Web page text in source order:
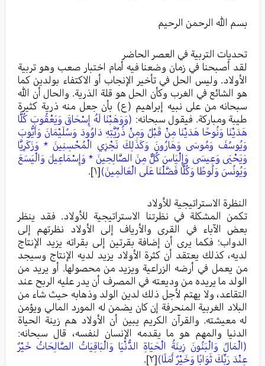
بسم الله الرحمن الرحيم
تحديات التربية في العصر الحاضر
لقد أصبحنا في زمان وضعنا فيه أمام اختبار صعب وهو تربية
الأولاد. وليس الحل في تأخير الإنجاب أو الاكتفاء بولدين كما
هو الشائع في الغرب وكأن الحل هو قلة الذرية. والحال أن الله
سبحانه من على نبيه إبراهيم (ع) بأن جعل منه ذرية كثيرة
طيبة ومباركة. فيقول سبحانه: (وَوَهَبْنَا لَهُ إِسْحَاقَ وَيَعْقُوبَ كُلًّا
هَدَيْنَا وَنُوحًا هَدَيْنَا مِنْ قَبْلُ وَمِنْ ذُرِّيَّتِهِ دَاوُودَ وَسُلَيْمَانَ وَأَيُّوبَ
وَيُوسُفَ وَمُوسَى وَهَارُونَ وَكَذَلِكَ نَجْزِي الْمُحْسِنِينَ * وَزَكَرِيَّا
وَيَحْيَى وَعِيسَى وَإِلْيَاسَ كُلٌّ مِنَ الصَّالِحِينَ * وَإِسْمَاعِيلَ وَالْيَسَعَ
وَيُونُسَ وَلُوطًا وَكُلًّا فَضَّلْنَا عَلَى الْعَالَمِينَ)[١] .
النظرة الاستراتيجية للأولاد
تكمن المشكلة في نظرتنا الاستراتيجية للأولاد. فقد ينظر
بعض الآباء في القرى والأرياف إلى الأولاد نظرتهم إلى
الدواب؛ فكما يرى أن إضافة بقرتين إلى بقراته يزيد الإنتاج
لديه، كذلك يعتقد أن كثرة الأولاد يزيد لديه الإنتاج وسيجد
من يعمل في أرضه الزراعية ويزيد من محصولها. أو يريد من
الولد ما يريده من وديعته في المصرف أن يدر عليه الربح عند
التقاعد، ولا يهتم لأجل ذلك لدين الولد وذهابه حيث شاء من
البلاد الغربية المنحرفة إن كان يضمن له المورد المالي ويؤمن
له معيشته. والقرآن الكريم يبين أن الأولاد هم زينة الحياة
الدنيا والمهم هو ما يقدمه الإنسان لنفسه، قال سبحانه:
(الْمَالُ وَالْبَنُونَ زِينَةُ الْحَيَاةِ الدُّنْيَا وَالْبَاقِيَاتُ الصَّالِحَاتُ خَيْرٌ
عِنْدَ رَبِّكَ ثَوَابًا وَخَيْرٌ أَمَلًا)[٢] .